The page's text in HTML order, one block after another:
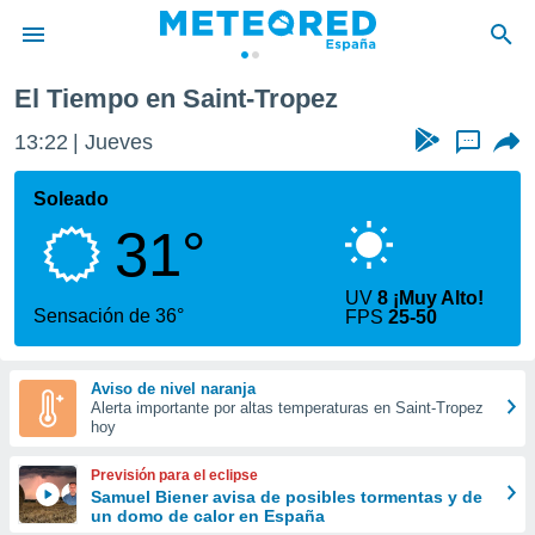
de
por
que se
calidad.
a este
las
y
forma
digital
basada
El Tiempo en Saint-Tropez
13:22 Jueves ...
Soleado
31°
Sensación de 36°
UV8 ¡Muy Alto!
FPS25-50
Aviso de nivel naranja
Alerta importante por altas temperaturas en Saint-Tropez
hoy
Previsión para el eclipse
Samuel Biener avisa de posibles tormentas y de
un domo de calor en España